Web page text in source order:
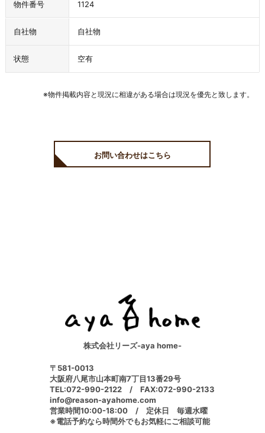
物件番号 1124
自社物 自社物
状態 空有
※物件掲載内容と現況に相違がある場合は現況を優先と致します。
お問い合わせはこちら
株式会社リーズ-aya home-
〒581-0013
大阪府八尾市山本町南7丁目13番29号
TEL:072-990-2122 / FAX:072-990-2133
info@reason-ayahome.com
営業時間10:00-18:00 / 定休日 毎週水曜
※電話予約なら時間外でもお気軽にご相談可能